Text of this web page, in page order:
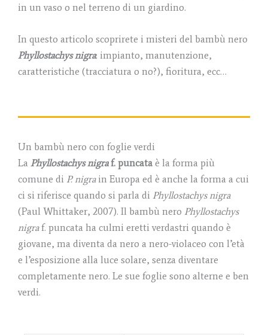
in un vaso o nel terreno di un giardino.
In questo articolo scoprirete i misteri del bambù nero
Phyllostachys nigra: impianto, manutenzione,
caratteristiche (tracciatura o no?), fioritura, ecc…
Un bambù nero con foglie verdi
La Phyllostachys nigraf. puncata è la forma più
comune di P. nigrain Europa ed è anche la forma a cui
ci si riferisce quando si parla di Phyllostachys nigra
(Paul Whittaker, 2007). Il bambù nero Phyllostachys
nigraf. puncata ha culmi eretti verdastri quando è
giovane, ma diventa da nero a nero-violaceo con l’età
e l’esposizione alla luce solare, senza diventare
completamente nero. Le sue foglie sono alterne e ben
verdi.